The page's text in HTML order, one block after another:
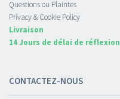
Questions ou Plaintes
Privacy & Cookie Policy
Livraison
14 Jours de délai de réflexion
CONTACTEZ-NOUS